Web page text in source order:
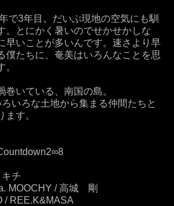
で3年目。だいぶ現地の空気にも馴
。とにかく暑いのでせかせかしな
早いことが多いんです。速さより早
僕たちに、奄美はいろんなことを思
いている、南国の島。
いろな土地から集まる仲間たちと
す。
チ
MOOCHY / 高城 剛
/ REE.K&MASA